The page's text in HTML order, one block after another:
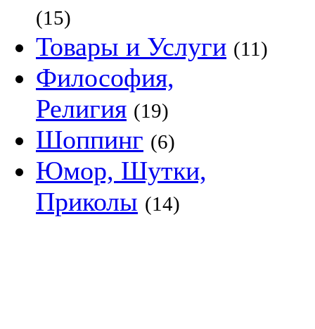
(15)
Товары и Услуги (11)
Философия,
Религия (19)
Шоппинг (6)
Юмор, Шутки,
Приколы (14)